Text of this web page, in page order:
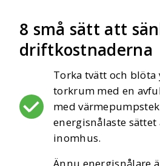
8 små sätt att
driftkostnaderna
Torka tvätt och
torkrum med en
med
energisnålaste
inomhus.